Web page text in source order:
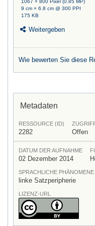
9 cm × 6.8 cm @ 300 PPI
175 KB
Weitergeben
Wie bewerten Sie diese
Metadaten
RESSOURCE (ID)
2282 Offen
DATUM DER AUFNAHME
02 Dezember 2014
SPRACHLICHE PHÄNOMENE
linke Satzperipherie
LIZENZ-URL